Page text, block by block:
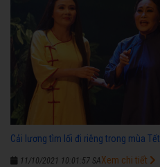
Cải lương tìm lối đi riêng trong mùa Tết
11/10/2021 10:01:57 SAXem chi tiết